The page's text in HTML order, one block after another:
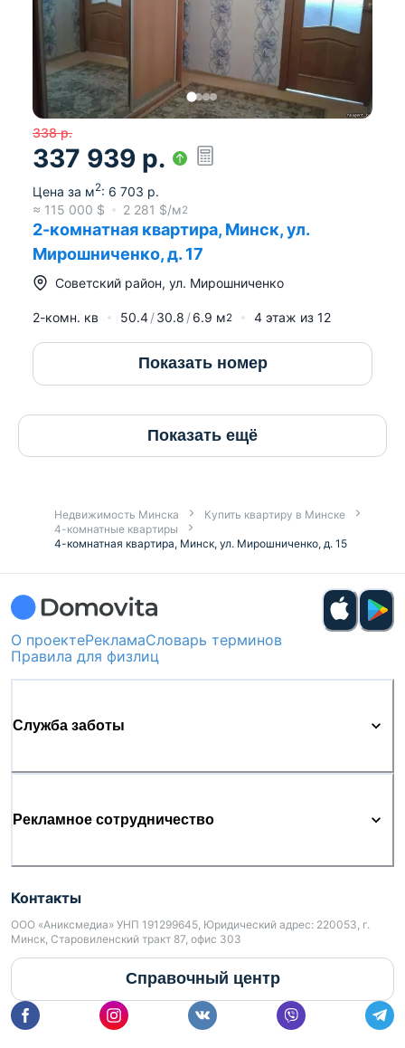
338 р.
337 939 р.
Цена за м2: 6 703 р.
≈ 115 000 $ 2 281 $/м2
2-комнатная квартира, Минск, ул.
Мирошниченко, д. 17
Советский район, ул. Мирошниченко
2-комн. кв 50.4 30.8 6.9 м2 4 этаж из 12
Показать номер
Показать ещё
Недвижимость Минска
Купить квартиру в Минске
4-комнатные квартиры
4-комнатная квартира, Минск, ул. Мирошниченко, д. 15
О проектеРекламаСловарь терминов
Правила для физлиц
Служба заботы
Рекламное сотрудничество
Контакты
ООО «Аниксмедиа» УНП 191299645, Юридический адрес: 220053, г.
Минск, Старовиленский тракт 87, офис 303
Справочный центр